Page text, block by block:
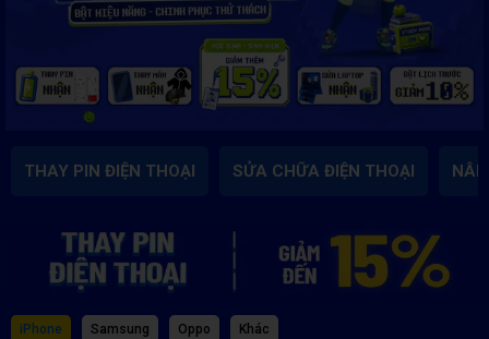
THAY PIN ĐIỆN THOẠI SỬA CHỮA ĐIỆN THOẠI
iPhone Samsung Oppo Khác